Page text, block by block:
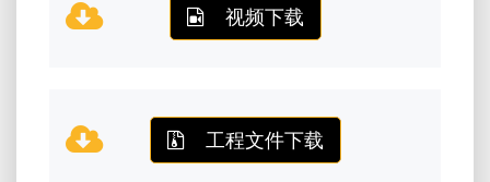
视频下载
工程文件下载